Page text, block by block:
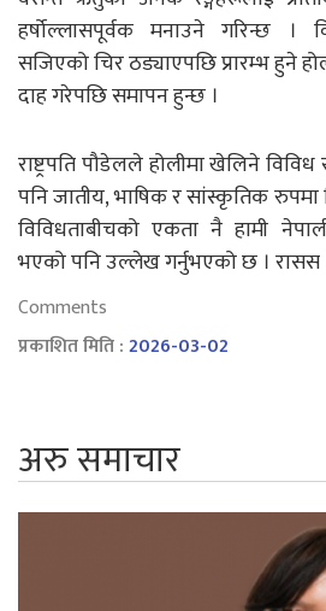
हर्षोल्लासपूर्वक मनाउने गरिन्छ ।
सजिएको चिर ठड्याएपछि प्रारम्भ हुने
दाह गरेपछि समापन हुन्छ ।
राष्ट्रपति पौडेलले होलीमा खेलिने
पनि जातीय, भाषिक र सांस्कृतिक रुपमा
विविधताबीचको एकता नै हामी
भएको पनि उल्लेख गर्नुभएको छ । रासस
Comments
प्रकाशित मिति :2026-03-02
अरु समाचार